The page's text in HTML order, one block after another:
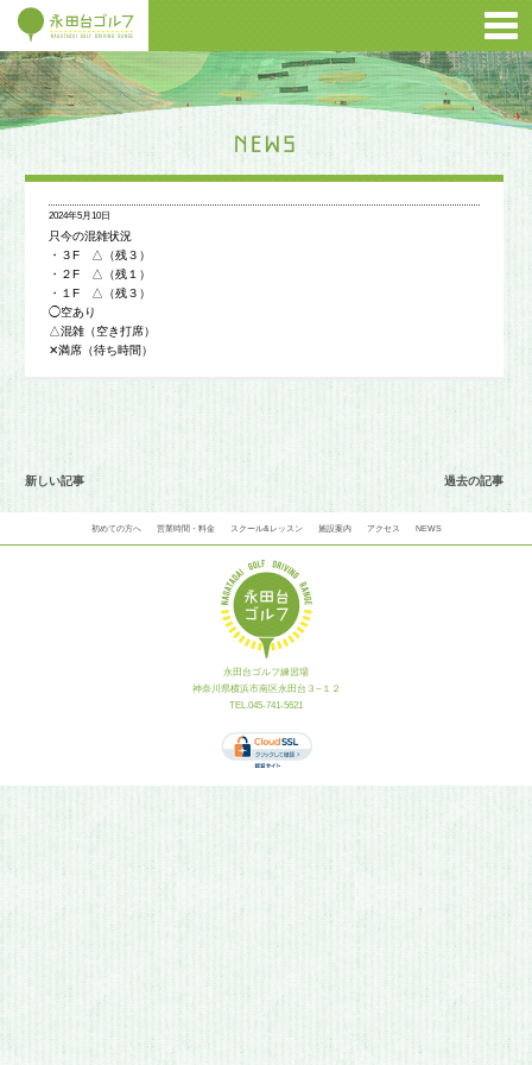
2024年5月10日
只今の混雑状況
・３F △（残３）
・２F △（残１）
・１F △（残３）
◯空あり
△混雑（空き打席）
✕満席（待ち時間）
新しい記事 過去の記事
初めての方へ 営業時間・料金 スクール&レッスン 施設案内 アクセス NEWS
永田台ゴルフ練習場
神奈川県横浜市南区永田台３−１２
TEL.045-741-5621